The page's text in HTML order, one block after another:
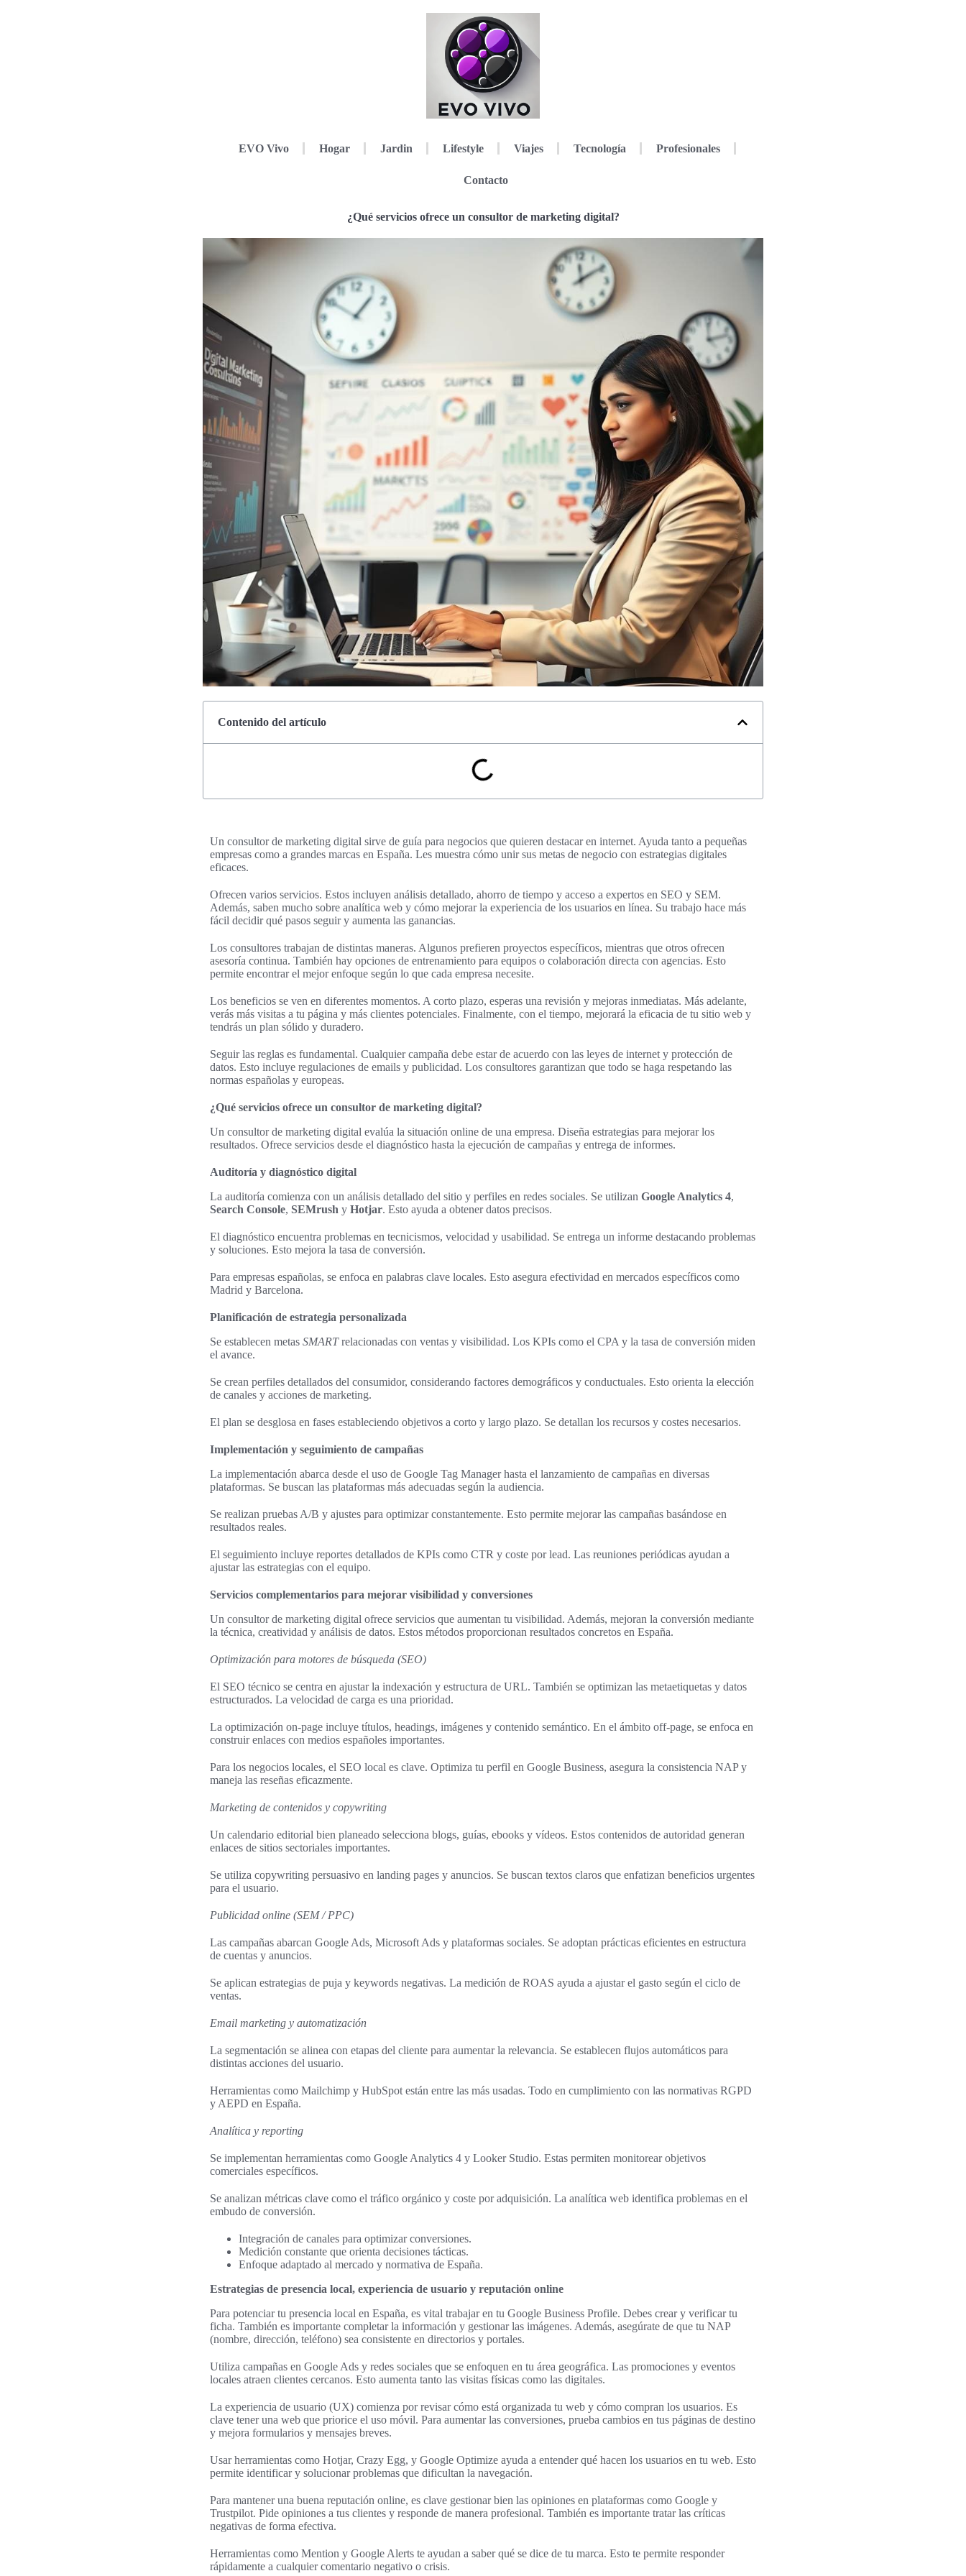
EVO Vivo Hogar Jardin Lifestyle Viajes Tecnología Profesionales
Contacto
¿Qué servicios ofrece un consultor de marketing digital?
Contenido del artículo
Un consultor de marketing digital sirve de guía para negocios que quieren destacar en internet. Ayuda tanto a pequeñas
empresas como a grandes marcas en España. Les muestra cómo unir sus metas de negocio con estrategias digitales
eficaces.
Ofrecen varios servicios. Estos incluyen análisis detallado, ahorro de tiempo y acceso a expertos en SEO y SEM.
Además, saben mucho sobre analítica web y cómo mejorar la experiencia de los usuarios en línea. Su trabajo hace más
fácil decidir qué pasos seguir y aumenta las ganancias.
Los consultores trabajan de distintas maneras. Algunos prefieren proyectos específicos, mientras que otros ofrecen
asesoría continua. También hay opciones de entrenamiento para equipos o colaboración directa con agencias. Esto
permite encontrar el mejor enfoque según lo que cada empresa necesite.
Los beneficios se ven en diferentes momentos. A corto plazo, esperas una revisión y mejoras inmediatas. Más adelante,
verás más visitas a tu página y más clientes potenciales. Finalmente, con el tiempo, mejorará la eficacia de tu sitio web y
tendrás un plan sólido y duradero.
Seguir las reglas es fundamental. Cualquier campaña debe estar de acuerdo con las leyes de internet y protección de
datos. Esto incluye regulaciones de emails y publicidad. Los consultores garantizan que todo se haga respetando las
normas españolas y europeas.
¿Qué servicios ofrece un consultor de marketing digital?
Un consultor de marketing digital evalúa la situación online de una empresa. Diseña estrategias para mejorar los
resultados. Ofrece servicios desde el diagnóstico hasta la ejecución de campañas y entrega de informes.
Auditoría y diagnóstico digital
La auditoría comienza con un análisis detallado del sitio y perfiles en redes sociales. Se utilizan Google Analytics 4,
Search Console, SEMrush y Hotjar. Esto ayuda a obtener datos precisos.
El diagnóstico encuentra problemas en tecnicismos, velocidad y usabilidad. Se entrega un informe destacando problemas
y soluciones. Esto mejora la tasa de conversión.
Para empresas españolas, se enfoca en palabras clave locales. Esto asegura efectividad en mercados específicos como
Madrid y Barcelona.
Planificación de estrategia personalizada
Se establecen metas SMARTrelacionadas con ventas y visibilidad. Los KPIs como el CPA y la tasa de conversión miden
el avance.
Se crean perfiles detallados del consumidor, considerando factores demográficos y conductuales. Esto orienta la elección
de canales y acciones de marketing.
El plan se desglosa en fases estableciendo objetivos a corto y largo plazo. Se detallan los recursos y costes necesarios.
Implementación y seguimiento de campañas
La implementación abarca desde el uso de Google Tag Manager hasta el lanzamiento de campañas en diversas
plataformas. Se buscan las plataformas más adecuadas según la audiencia.
Se realizan pruebas A/B y ajustes para optimizar constantemente. Esto permite mejorar las campañas basándose en
resultados reales.
El seguimiento incluye reportes detallados de KPIs como CTR y coste por lead. Las reuniones periódicas ayudan a
ajustar las estrategias con el equipo.
Servicios complementarios para mejorar visibilidad y conversiones
Un consultor de marketing digital ofrece servicios que aumentan tu visibilidad. Además, mejoran la conversión mediante
la técnica, creatividad y análisis de datos. Estos métodos proporcionan resultados concretos en España.
Optimización para motores de búsqueda (SEO)
El SEO técnico se centra en ajustar la indexación y estructura de URL. También se optimizan las metaetiquetas y datos
estructurados. La velocidad de carga es una prioridad.
La optimización on-page incluye títulos, headings, imágenes y contenido semántico. En el ámbito off-page, se enfoca en
construir enlaces con medios españoles importantes.
Para los negocios locales, el SEO local es clave. Optimiza tu perfil en Google Business, asegura la consistencia NAP y
maneja las reseñas eficazmente.
Marketing de contenidos y copywriting
Un calendario editorial bien planeado selecciona blogs, guías, ebooks y vídeos. Estos contenidos de autoridad generan
enlaces de sitios sectoriales importantes.
Se utiliza copywriting persuasivo en landing pages y anuncios. Se buscan textos claros que enfatizan beneficios urgentes
para el usuario.
Publicidad online (SEM / PPC)
Las campañas abarcan Google Ads, Microsoft Ads y plataformas sociales. Se adoptan prácticas eficientes en estructura
de cuentas y anuncios.
Se aplican estrategias de puja y keywords negativas. La medición de ROAS ayuda a ajustar el gasto según el ciclo de
ventas.
Email marketing y automatización
La segmentación se alinea con etapas del cliente para aumentar la relevancia. Se establecen flujos automáticos para
distintas acciones del usuario.
Herramientas como Mailchimp y HubSpot están entre las más usadas. Todo en cumplimiento con las normativas RGPD
y AEPD en España.
Analítica y reporting
Se implementan herramientas como Google Analytics 4 y Looker Studio. Estas permiten monitorear objetivos
comerciales específicos.
Se analizan métricas clave como el tráfico orgánico y coste por adquisición. La analítica web identifica problemas en el
embudo de conversión.
Integración de canales para optimizar conversiones.
Medición constante que orienta decisiones tácticas.
Enfoque adaptado al mercado y normativa de España.
Estrategias de presencia local, experiencia de usuario y reputación online
Para potenciar tu presencia local en España, es vital trabajar en tu Google Business Profile. Debes crear y verificar tu
ficha. También es importante completar la información y gestionar las imágenes. Además, asegúrate de que tu NAP
(nombre, dirección, teléfono) sea consistente en directorios y portales.
Utiliza campañas en Google Ads y redes sociales que se enfoquen en tu área geográfica. Las promociones y eventos
locales atraen clientes cercanos. Esto aumenta tanto las visitas físicas como las digitales.
La experiencia de usuario (UX) comienza por revisar cómo está organizada tu web y cómo compran los usuarios. Es
clave tener una web que priorice el uso móvil. Para aumentar las conversiones, prueba cambios en tus páginas de destino
y mejora formularios y mensajes breves.
Usar herramientas como Hotjar, Crazy Egg, y Google Optimize ayuda a entender qué hacen los usuarios en tu web. Esto
permite identificar y solucionar problemas que dificultan la navegación.
Para mantener una buena reputación online, es clave gestionar bien las opiniones en plataformas como Google y
Trustpilot. Pide opiniones a tus clientes y responde de manera profesional. También es importante tratar las críticas
negativas de forma efectiva.
Herramientas como Mention y Google Alerts te ayudan a saber qué se dice de tu marca. Esto te permite responder
rápidamente a cualquier comentario negativo o crisis.